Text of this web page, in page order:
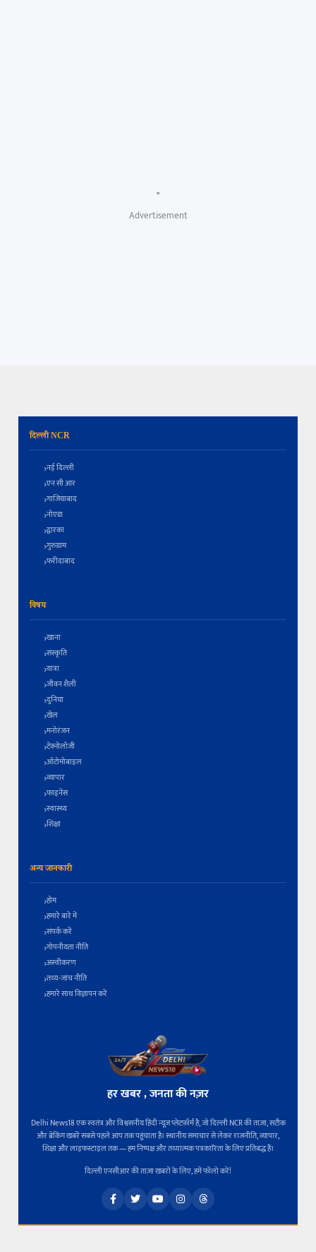
"
Advertisement
दिल्ली NCR
नई दिल्ली
एन सी आर
गाजियाबाद
नोएडा
द्वारका
गुरुग्राम
फरीदाबाद
विषय
खाना
संस्कृति
यात्रा
जीवन शैली
दुनिया
खेल
मनोरंजन
टेक्नोलॉजी
ऑटोमोबाइल
व्यापार
फाइनेंस
स्वास्थ्य
शिक्षा
अन्य जानकारी
होम
हमारे बारे में
संपर्क करें
गोपनीयता नीति
अस्वीकरण
तथ्य-जांच नीति
हमारे साथ विज्ञापन करें
हर खबर , जनता की नज़र
Delhi News18 एक स्वतंत्र और विश्वसनीय हिंदी न्यूज़ प्लेटफ़ॉर्म है, जो दिल्ली NCR की ताज़ा, सटीक
और ब्रेकिंग खबरें सबसे पहले आप तक पहुंचाता है। स्थानीय समाचार से लेकर राजनीति, व्यापार,
शिक्षा और लाइफस्टाइल तक — हम निष्पक्ष और तथ्यात्मक पत्रकारिता के लिए प्रतिबद्ध हैं।
दिल्ली एनसीआर की ताज़ा खबरों के लिए, हमें फॉलो करें!